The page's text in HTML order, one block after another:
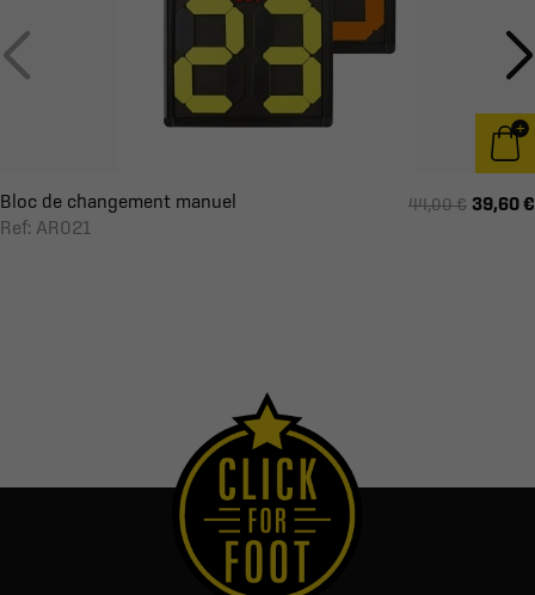
Bloc de changement manuel
Ref: AR021
44,00 € 39,60 €